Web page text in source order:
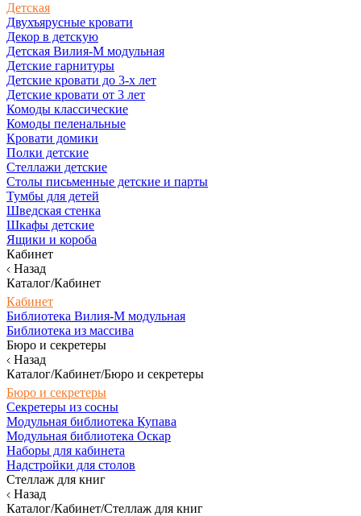
Детская
Двухъярусные кровати
Декор в детскую
Детская Вилия-М модульная
Детские гарнитуры
Детские кровати до 3-х лет
Детские кровати от 3 лет
Комоды классические
Комоды пеленальные
Кровати домики
Полки детские
Стеллажи детские
Столы письменные детские и парты
Тумбы для детей
Шведская стенка
Шкафы детские
Ящики и короба
Кабинет
Назад
Каталог/Кабинет
Кабинет
Библиотека Вилия-М модульная
Библиотека из массива
Бюро и секретеры
Назад
Каталог/Кабинет/Бюро и секретеры
Бюро и секретеры
Секретеры из сосны
Модульная библиотека Купава
Модульная библиотека Оскар
Наборы для кабинета
Надстройки для столов
Стеллаж для книг
Назад
Каталог/Кабинет/Стеллаж для книг